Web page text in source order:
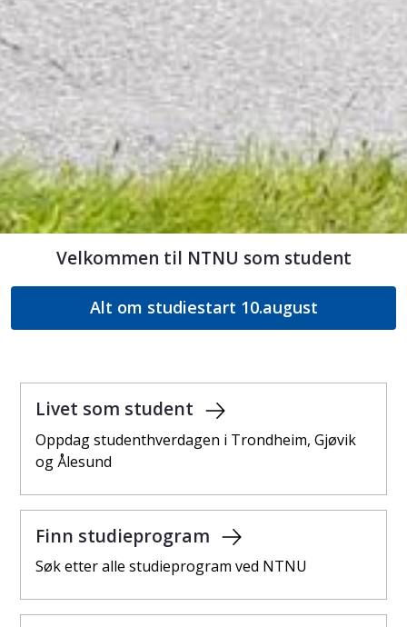
Velkommen til NTNU som student
Alt om studiestart 10.august
Livet som student
Oppdag studenthverdagen i Trondheim, Gjøvik
og Ålesund
Finn studieprogram
Søk etter alle studieprogram ved NTNU